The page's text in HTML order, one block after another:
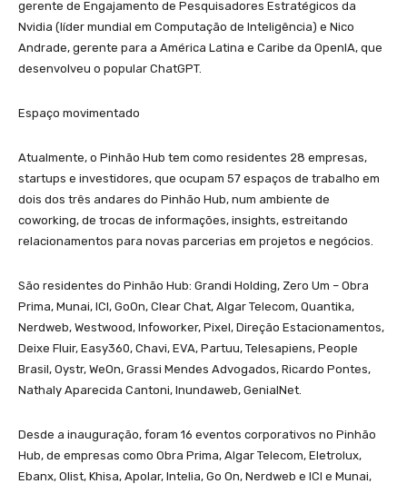
gerente de Engajamento de Pesquisadores Estratégicos da
Nvidia (líder mundial em Computação de Inteligência) e Nico
Andrade, gerente para a América Latina e Caribe da OpenIA, que
desenvolveu o popular ChatGPT.
Espaço movimentado
Atualmente, o Pinhão Hub tem como residentes 28 empresas,
startups e investidores, que ocupam 57 espaços de trabalho em
dois dos três andares do Pinhão Hub, num ambiente de
coworking, de trocas de informações, insights, estreitando
relacionamentos para novas parcerias em projetos e negócios.
São residentes do Pinhão Hub: Grandi Holding, Zero Um – Obra
Prima, Munai, ICI, GoOn, Clear Chat, Algar Telecom, Quantika,
Nerdweb, Westwood, Infoworker, Pixel, Direção Estacionamentos,
Deixe Fluir, Easy360, Chavi, EVA, Partuu, Telesapiens, People
Brasil, Oystr, WeOn, Grassi Mendes Advogados, Ricardo Pontes,
Nathaly Aparecida Cantoni, Inundaweb, GenialNet.
Desde a inauguração, foram 16 eventos corporativos no Pinhão
Hub, de empresas como Obra Prima, Algar Telecom, Eletrolux,
Ebanx, Olist, Khisa, Apolar, Intelia, Go On, Nerdweb e ICI e Munai,